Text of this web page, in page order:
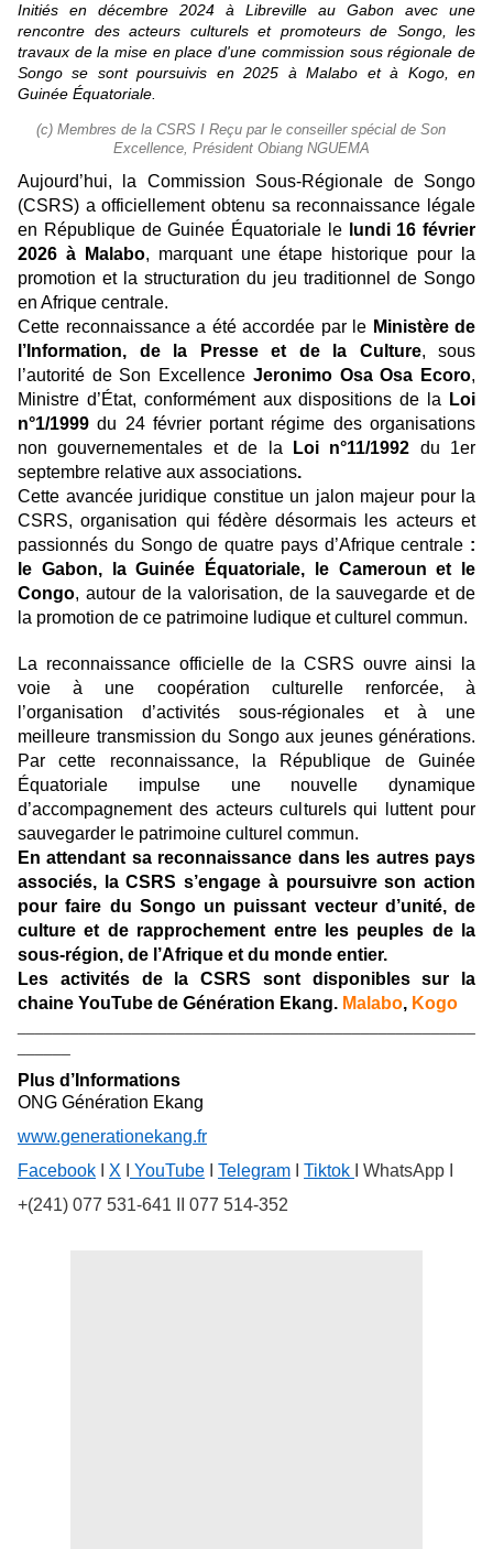
Initiés en décembre 2024 à Libreville au Gabon avec une
rencontre des acteurs culturels et promoteurs de Songo, les
travaux de la mise en place d'une commission sous régionale de
Songo se sont poursuivis en 2025 à Malabo et à Kogo, en
Guinée Équatoriale.
(c) Membres de la CSRS I Reçu par le conseiller spécial de Son
Excellence, Président Obiang NGUEMA
Aujourd’hui, la Commission Sous-Régionale de Songo
(CSRS) a officiellement obtenu sa reconnaissance légale
en République de Guinée Équatoriale le
lundi 16 février
2026 à Malabo, marquant une étape historique pour la
promotion et la structuration du jeu traditionnel de Songo
en Afrique centrale.
Cette reconnaissance a été accordée par le Ministère de
l’Information, de la Presse et de la Culture, sous
l’autorité de Son Excellence Jeronimo Osa Osa Ecoro,
Ministre d’État, conformément aux dispositions de la
Loi
n°1/1999du 24 février portant régime des organisations
non gouvernementales et de la Loi n°11/1992 du 1er
septembre relative aux associations.
Cette avancée juridique constitue un jalon majeur pour la
CSRS, organisation qui fédère désormais les acteurs et
passionnés du Songo de quatre pays d’Afrique centrale :
le Gabon, la Guinée Équatoriale, le Cameroun et le
Congo, autour de la valorisation, de la sauvegarde et de
la promotion de ce patrimoine ludique et culturel commun.
La reconnaissance officielle de la CSRS ouvre ainsi la
voie à une coopération culturelle renforcée, à
l’organisation d’activités sous-régionales et à une
meilleure transmission du Songo aux jeunes générations.
Par cette reconnaissance, la République de Guinée
Équatoriale impulse une nouvelle dynamique
d’accompagnement des acteurs culturels qui luttent pour
sauvegarder le patrimoine culturel commun.
En attendant sa reconnaissance dans les autres pays
associés, la CSRS s’engage à poursuivre son action
pour faire du Songo un puissant vecteur d’unité, de
culture et de rapprochement entre les peuples de la
sous-région, de l’Afrique et du monde entier.
Les activités de la CSRS sont disponibles sur la
chaine YouTube de Génération Ekang. Malabo, Kogo
Plus d’Informations
ONG Génération Ekang
www.generationekang.fr
Facebook
X YouTube Telegram Tiktok
I WhatsApp I
+(241) 077 531-641 II 077 514-352